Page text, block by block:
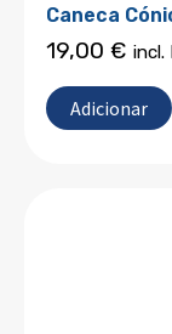
Caneca
19,00 € incl.
Adicionar